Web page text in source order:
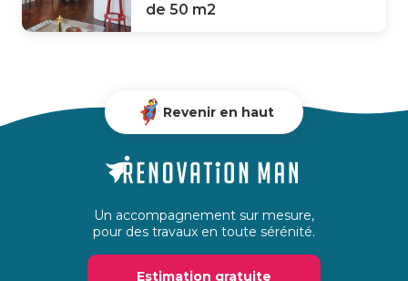
de 50 m2
Revenir en haut
Un accompagnement sur mesure,
pour des travaux en toute sérénité.
Estimation gratuite